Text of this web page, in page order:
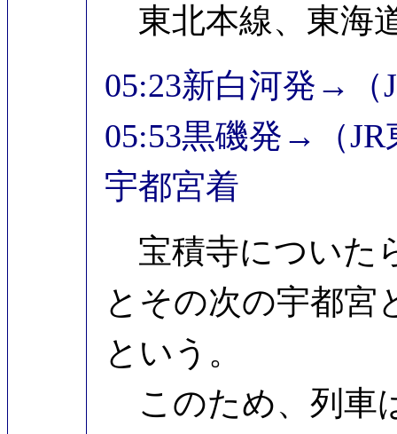
東北本線、東海
05:23新白河発→（
05:53黒磯発→（
宇都宮着
宝積寺についた
とその次の宇都宮
という。
このため、列車